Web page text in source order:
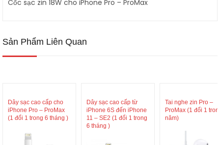
Cốc sạc zin 18W cho iPhone Pro – ProMax
Sản Phẩm Liên Quan
Dây sạc cao cấp cho
iPhone Pro – ProMax
(1 đổi 1 trong 6 tháng )
Dây sạc cao cấp từ
iPhone 6S đến iPhone
11 – SE2 (1 đổi 1 trong
6 tháng )
Tai nghe zin Pro –
ProMax (1 đổi 1
năm)